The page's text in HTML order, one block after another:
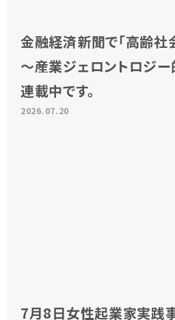
金融経済新聞で「高齢
～産業ジェロントロジ
連載中です。
2026.07.20
7月8日女性起業家実践